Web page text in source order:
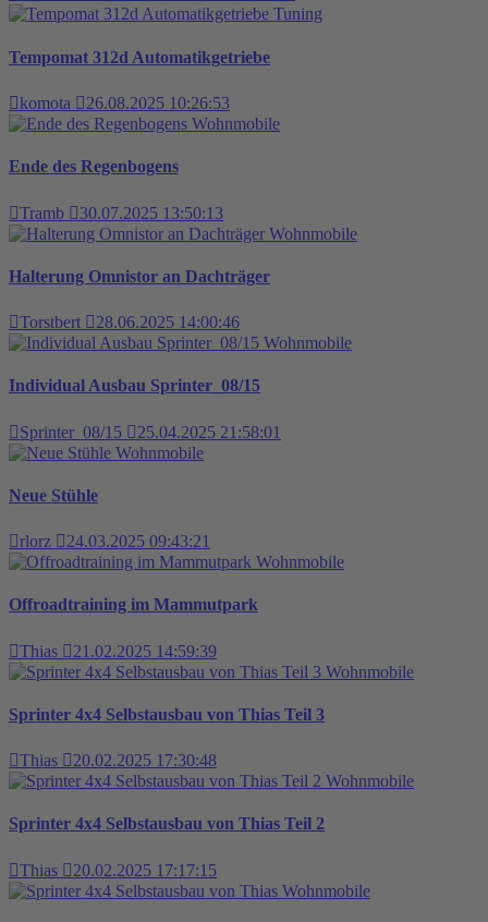
Tuning
Tempomat 312d Automatikgetriebe
komota
26.08.2025 10:26:53
Wohnmobile
Ende des Regenbogens
Tramb
30.07.2025 13:50:13
Wohnmobile
Halterung Omnistor an Dachträger
Torstbert
28.06.2025 14:00:46
Wohnmobile
Individual Ausbau Sprinter_08/15
Sprinter_08/15
25.04.2025 21:58:01
Wohnmobile
Neue Stühle
rlorz
24.03.2025 09:43:21
Wohnmobile
Offroadtraining im Mammutpark
Thias
21.02.2025 14:59:39
Wohnmobile
Sprinter 4x4 Selbstausbau von Thias Teil 3
Thias
20.02.2025 17:30:48
Wohnmobile
Sprinter 4x4 Selbstausbau von Thias Teil 2
Thias
20.02.2025 17:17:15
Wohnmobile